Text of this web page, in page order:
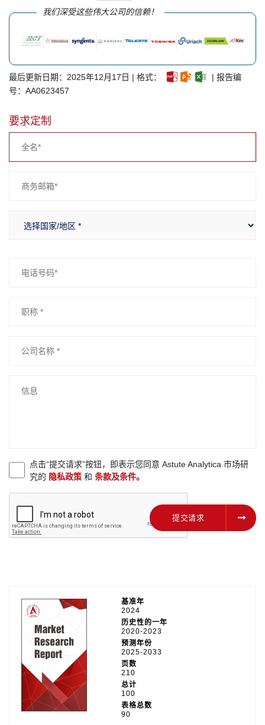
我们深受这些伟大公司的信赖！
最后更新日期：2025年12月17日 | 格式：
| 报告编
号：AA0623457
要求定制
点击“提交请求”按钮，即表示您同意 Astute Analytica 市场研
究的 隐私政策 和条款及条件。
提交请求
基准年
2024
历史性的一年
2020-2023
预测年份
2025-2033
页数
210
总计
100
表格总数
90